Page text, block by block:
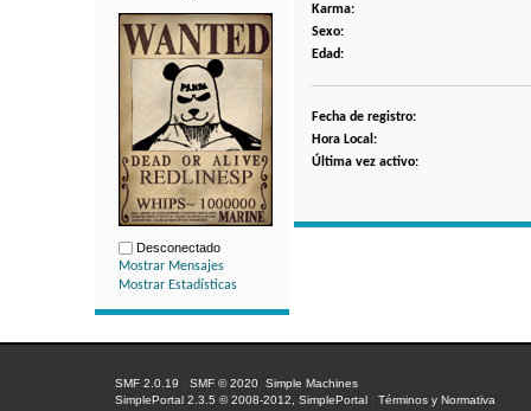
Desconectado
Mostrar Mensajes
Mostrar Estadísticas
Karma:
Sexo:
Edad:
Fecha de registro:
Hora Local:
Última vez activo:
SMF 2.0.19 |SMF © 2020 ,Simple Machines
SimplePortal 2.3.5 © 2008-2012, SimplePortal
|Términos y Normativa